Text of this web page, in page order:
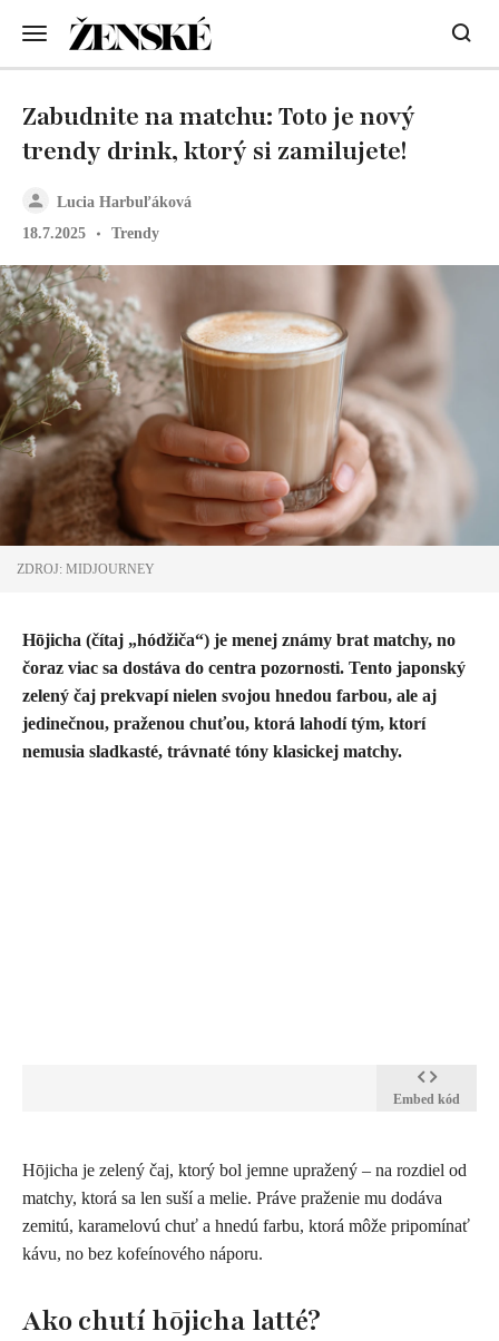
Lucia Harbuľáková
18.7.2025
Trendy
Zabudnite na matchu: Toto je nový
trendy drink, ktorý si zamilujete!
ZDROJ: MIDJOURNEY
Hōjicha (čítaj „hódžiča“) je menej známy brat matchy, no
čoraz viac sa dostáva do centra pozornosti. Tento japonský
zelený čaj prekvapí nielen svojou hnedou farbou, ale aj
jedinečnou, praženou chuťou, ktorá lahodí tým, ktorí
nemusia sladkasté, trávnaté tóny klasickej matchy.
Embed kód
Hōjicha je zelený čaj, ktorý bol jemne upražený – na rozdiel od
matchy, ktorá sa len suší a melie. Práve praženie mu dodáva
zemitú, karamelovú chuť a hnedú farbu, ktorá môže pripomínať
kávu, no bez kofeínového náporu.
Ako chutí hōjicha latté?